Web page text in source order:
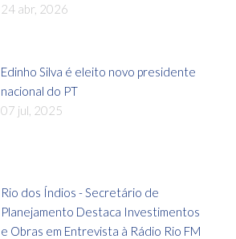
24 abr, 2026
Edinho Silva é eleito novo presidente
nacional do PT
07 jul, 2025
Rio dos Índios - Secretário de
Planejamento Destaca Investimentos
e Obras em Entrevista à Rádio Rio FM